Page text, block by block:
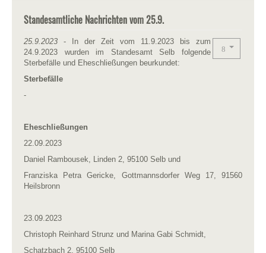
Standesamtliche Nachrichten vom 25.9.
25.9.2023 - In der Zeit vom 11.9.2023 bis zum
24.9.2023 wurden im Standesamt Selb folgende
Sterbefälle und Eheschließungen beurkundet:
Sterbefälle
-
Eheschließungen
22.09.2023
Daniel Rambousek, Linden 2, 95100 Selb und
Franziska Petra Gericke, Gottmannsdorfer Weg 17, 91560
Heilsbronn
23.09.2023
Christoph Reinhard Strunz und Marina Gabi Schmidt,
Schatzbach 2, 95100 Selb